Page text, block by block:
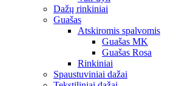
Dažų rinkiniai
Guašas
Atskiromis spalvomis
Guašas MK
Guašas Rosa
Rinkiniai
Spaustuviniai dažai